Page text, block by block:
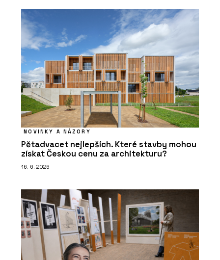
NOVINKY A NÁZORY
Pětadvacet nejlepších. Které stavby mohou
získat Českou cenu za architekturu?
16. 6. 2026